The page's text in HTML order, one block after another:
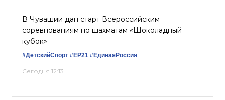
В Чувашии дан старт Всероссийским
соревнованиям по шахматам «Шоколадный
кубок»
#ДетскийСпорт #ЕР21 #ЕдинаяРоссия
Сегодня 12:13